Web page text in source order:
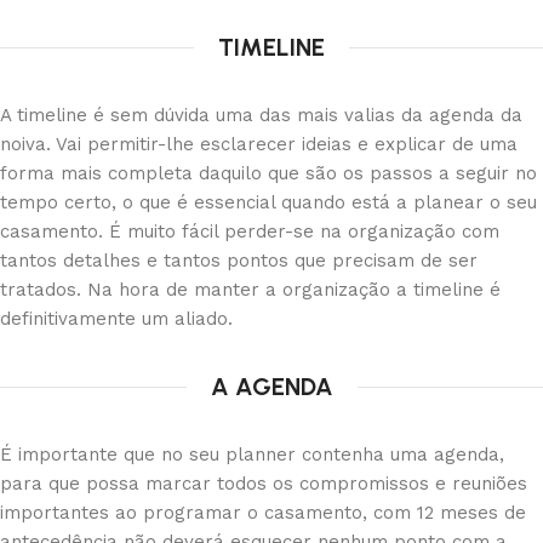
TIMELINE
A timeline é sem dúvida uma das mais valias da agenda da
noiva. Vai permitir-lhe esclarecer ideias e explicar de uma
forma mais completa daquilo que são os passos a seguir no
tempo certo, o que é essencial quando está a planear o seu
casamento. É muito fácil perder-se na organização com
tantos detalhes e tantos pontos que precisam de ser
tratados. Na hora de manter a organização a timeline é
definitivamente um aliado.
A AGENDA
É importante que no seu planner contenha uma agenda,
para que possa marcar todos os compromissos e reuniões
importantes ao programar o casamento, com 12 meses de